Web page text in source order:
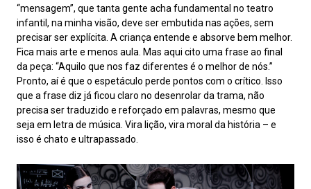
“mensagem”, que tanta gente acha fundamental no teatro
infantil, na minha visão, deve ser embutida nas ações, sem
precisar ser explícita. A criança entende e absorve bem melhor.
Fica mais arte e menos aula. Mas aqui cito uma frase ao final
da peça: “Aquilo que nos faz diferentes é o melhor de nós.”
Pronto, aí é que o espetáculo perde pontos com o crítico. Isso
que a frase diz já ficou claro no desenrolar da trama, não
precisa ser traduzido e reforçado em palavras, mesmo que
seja em letra de música. Vira lição, vira moral da história – e
isso é chato e ultrapassado.